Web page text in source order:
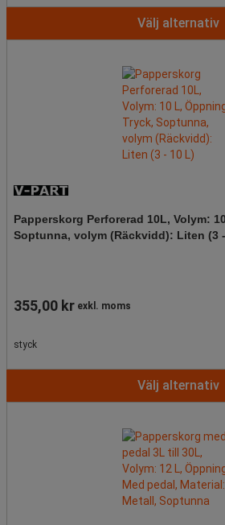
Välj alternativ
Papperskorg Perforerad 10L, Volym:
Soptunna, volym (Räckvidd): Liten (3
355,00 kr exkl. moms
styck
Välj alternativ